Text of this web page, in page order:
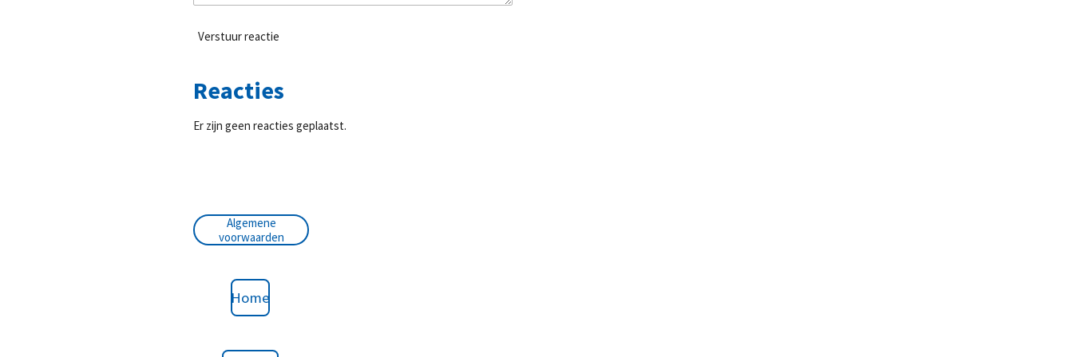
Verstuur reactie
Reacties
Er zijn geen reacties geplaatst.
Algemene
voorwaarden
Home